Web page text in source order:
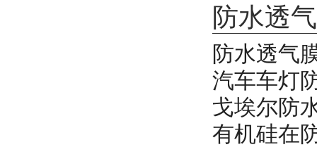
防水透
防水透气
汽车车灯
戈埃尔防
有机硅在